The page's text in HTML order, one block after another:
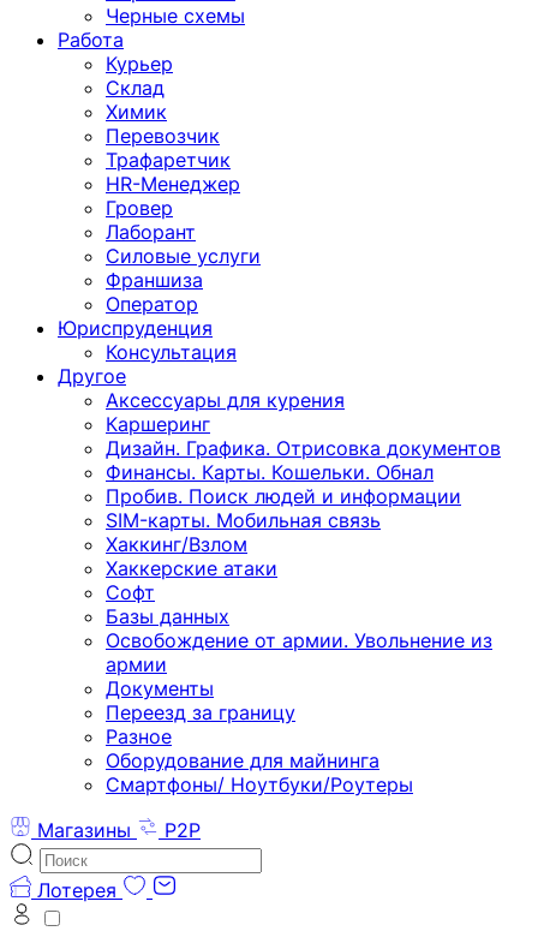
Черные схемы
Работа
Курьер
Склад
Химик
Перевозчик
Трафаретчик
HR-Менеджер
Гровер
Лаборант
Силовые услуги
Франшиза
Оператор
Юриспруденция
Консультация
Другoе
Аксессуары для курения
Каршеринг
Дизайн. Графика. Отрисовка документов
Финансы. Карты. Кошельки. Обнал
Пробив. Поиск людей и информации
SIM-карты. Мобильная связь
Хаккинг/Взлом
Хаккерские атаки
Софт
Базы данных
Освобождение от армии. Увольнение из
армии
Документы
Переезд за границу
Разное
Оборудование для майнинга
Смартфоны/ Ноутбуки/Роутеры
Магазины
P2P
Лотерея